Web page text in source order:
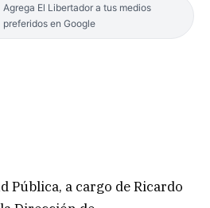
Agrega El Libertador a tus medios
preferidos en Google
Pública, a cargo de Ricardo